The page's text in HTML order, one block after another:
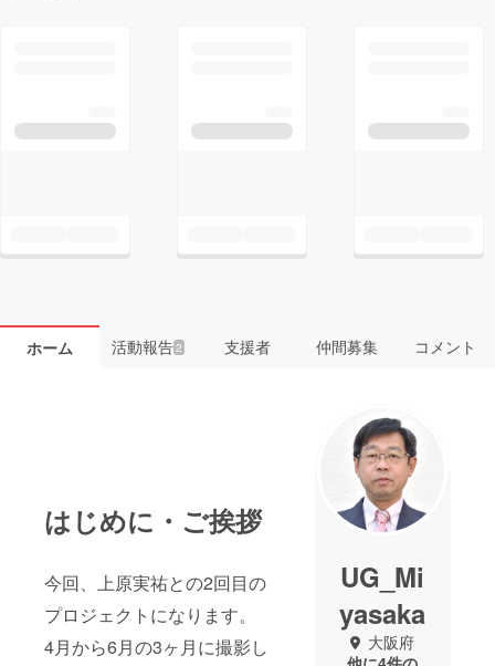
ホーム 活動報告2 支援者 仲間募集 コメント
はじめに・ご挨拶
今回、上原実祐との2回目の
プロジェクトになります。
4月から6月の3ヶ月に撮影し
UG_Mi
yasaka
大阪府